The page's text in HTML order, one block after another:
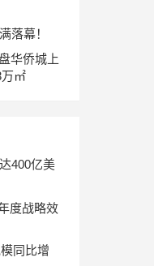
落幕！
华侨城上
㎡
400亿美
度战略效
同比增